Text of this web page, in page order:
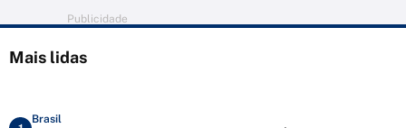
Publicidade
Mais lidas
Brasil